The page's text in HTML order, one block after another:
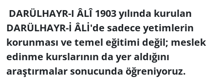
DARÜLHAYR-I ÂLÎ 1903 yılında kurulan
DARÜLHAYR-İ ÂLİ'de sadece yetimlerin
korunması ve temel eğitimi değil; meslek
edinme kurslarının da yer aldığını
araştırmalar sonucunda öğreniyoruz.